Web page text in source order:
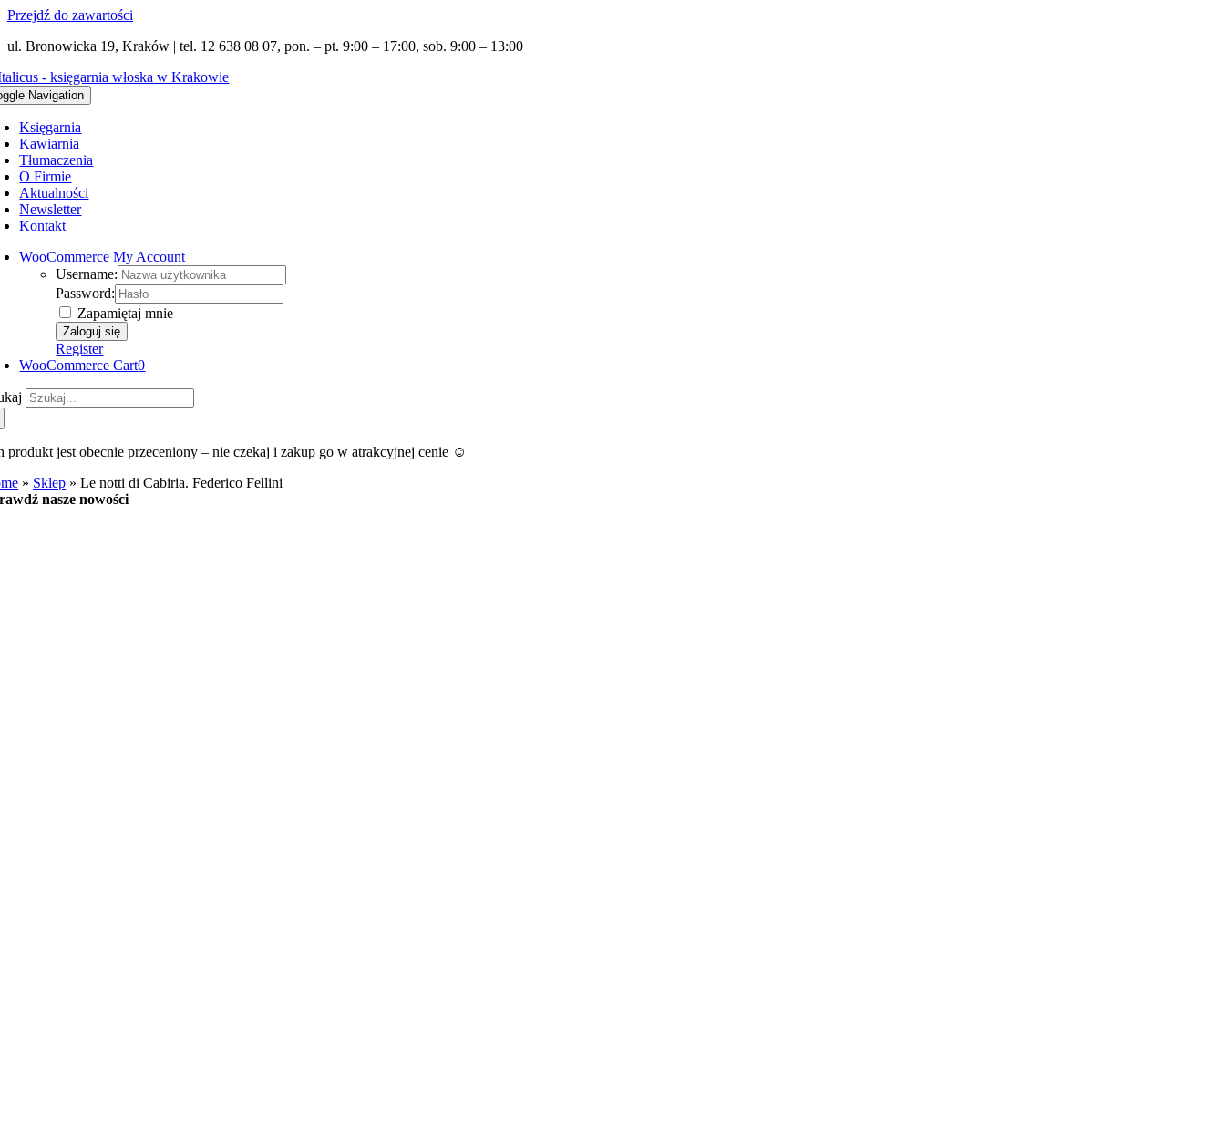
Przejdź do zawartości
ul. Bronowicka 19, Kraków | tel. 12 638 08 07, pon. – pt. 9:00 – 17:00, sob. 9:00 – 13:00
Navigation
Księgarnia
Kawiarnia
Tłumaczenia
O Firmie
Aktualności
Newsletter
Kontakt
WooCommerce My Account
Username:
Password:
Zapamiętaj mnie
Register
WooCommerce Cart0
produkt jest obecnie przeceniony – nie czekaj i zakup go w atrakcyjnej cenie ☺️
» Sklep »Le notti di Cabiria. Federico Fellini
nasze nowości